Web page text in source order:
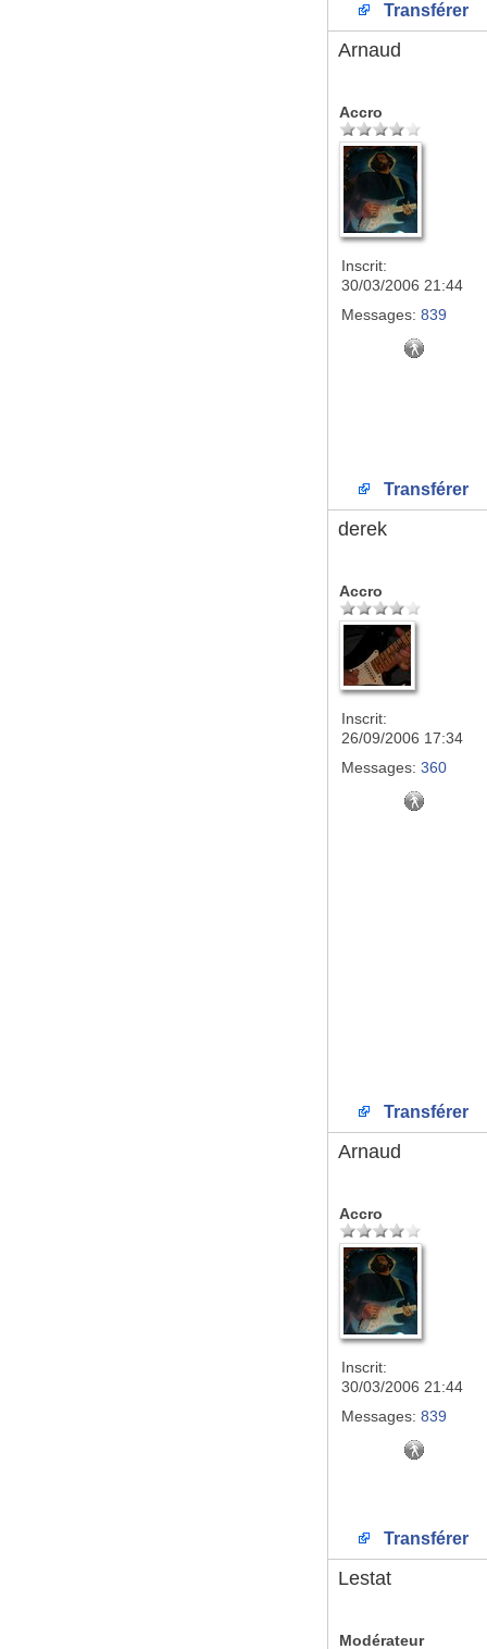
Transférer
Arnaud
Accro
Inscrit:
30/03/2006 21:44
Messages: 839
Transférer
derek
Accro
Inscrit:
26/09/2006 17:34
Messages: 360
Transférer
Arnaud
Accro
Inscrit:
30/03/2006 21:44
Messages: 839
Transférer
Lestat
Modérateur